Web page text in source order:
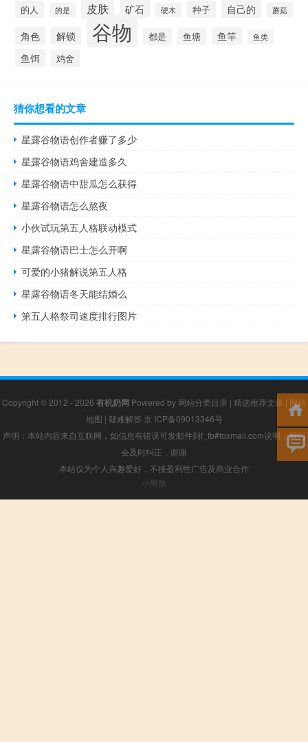
的人 的是 皮肤 矿石 硬木 种子 自己的 蘑菇
角色 解锁 谷物 都是 鱼塘 鱼竿 鱼类
鱼饵 鸡舍
猜你想看的文章
星露谷物语创作者赚了多少
星露谷物语鸡舍建造多久
星露谷物语中甜瓜怎么获得
星露谷物语怎么熬夜
小伙试玩第五人格联动模式
星露谷物语巴士怎么开啊
可爱的小猪解说第五人格
星露谷物语冬天能结婚么
第五人格祭司速度排行图片
Copyright © 2012 - 2026 有机奶网 Powered by 网站分类目录 | 精选推荐文章 | 网站
地图 | 疑难解答 京 ICP备09013346号
声明：本站内容来自互联网，如信息有错误可发邮件到f_fb#foxmail.com说明，我们
会及时纠正，谢谢
本站仅为个人兴趣爱好，不接盈利性广告及商业合作
小男孩